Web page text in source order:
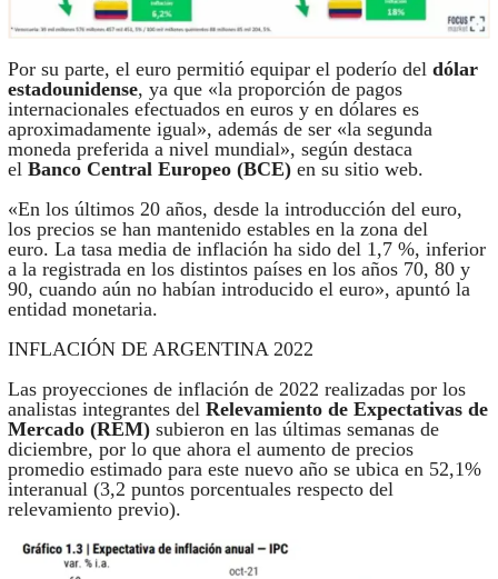
Por su parte, el euro permitió equipar el poderío del dólar
estadounidense, ya que «la proporción de pagos
internacionales efectuados en euros y en dólares es
aproximadamente igual», además de ser «la segunda
moneda preferida a nivel mundial», según destaca
el Banco Central Europeo (BCE)en su sitio web.
«En los últimos 20 años, desde la introducción del euro,
los precios se han mantenido estables en la zona del
euro. La tasa media de inflación ha sido del 1,7 %, inferior
a la registrada en los distintos países en los años 70, 80 y
90, cuando aún no habían introducido el euro», apuntó la
entidad monetaria.
INFLACIÓN DE ARGENTINA 2022
Las proyecciones de inflación de 2022 realizadas por los
analistas integrantes del Relevamiento de Expectativas de
Mercado (REM)subieron en las últimas semanas de
diciembre, por lo que ahora el aumento de precios
promedio estimado para este nuevo año se ubica en 52,1%
interanual (3,2 puntos porcentuales respecto del
relevamiento previo).